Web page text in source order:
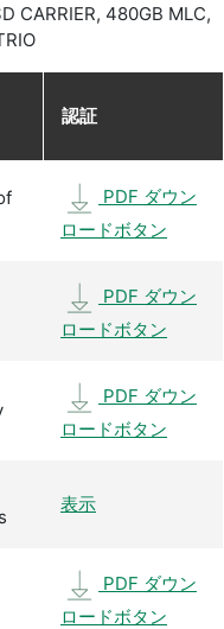
CARRIER, 480GB MLC,
認証
PDF ダウン
ロードボタン
PDF ダウン
ロードボタン
PDF ダウン
ロードボタン
表示
PDF ダウン
ロードボタン